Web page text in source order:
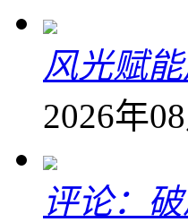
风光赋
2026年
评论：